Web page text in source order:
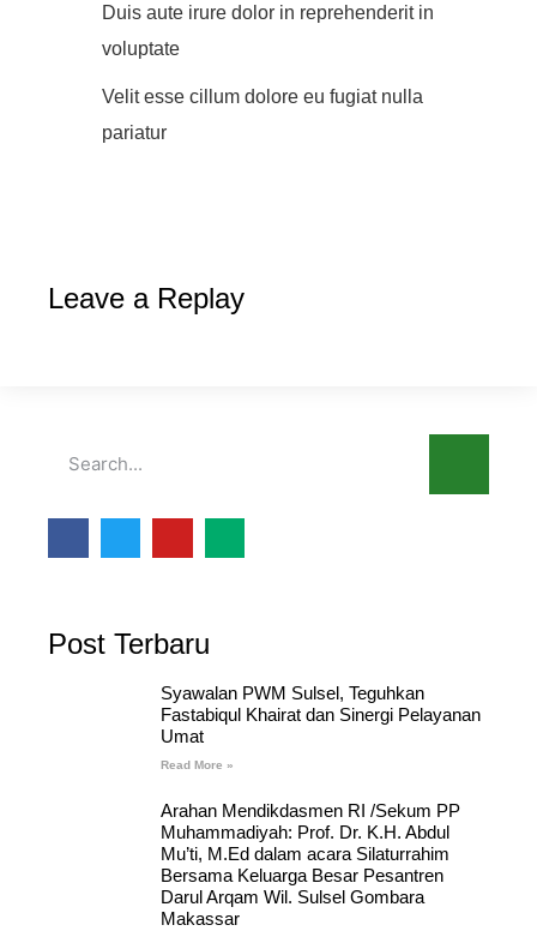
Duis aute irure dolor in reprehenderit in
voluptate
Velit esse cillum dolore eu fugiat nulla
pariatur
Leave a Replay
Post Terbaru
Syawalan PWM Sulsel, Teguhkan
Fastabiqul Khairat dan Sinergi Pelayanan
Umat
Read More »
Arahan Mendikdasmen RI /Sekum PP
Muhammadiyah: Prof. Dr. K.H. Abdul
Mu’ti, M.Ed dalam acara Silaturrahim
Bersama Keluarga Besar Pesantren
Darul Arqam Wil. Sulsel Gombara
Makassar